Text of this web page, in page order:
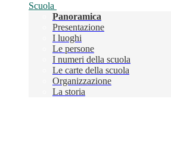
Scuola
Panoramica
Presentazione
I luoghi
Le persone
I numeri della scuola
Le carte della scuola
Organizzazione
La storia